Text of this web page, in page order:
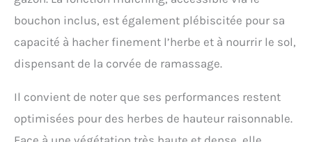
bouchon inclus, est également plébiscitée pour sa
capacité à hacher finement l’herbe et à nourrir le sol,
dispensant de la corvée de ramassage.
Il convient de noter que ses performances restent
optimisées pour des herbes de hauteur raisonnable.